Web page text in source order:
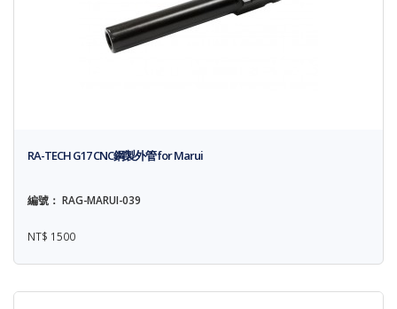
RA-TECH G17 CNC鋼製外管 for Marui
編號： RAG-MARUI-039
NT$ 1500